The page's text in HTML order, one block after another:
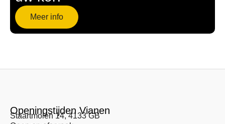
Meer info
Openingstijden Vianen
Staartmolen 14, 4133 GB